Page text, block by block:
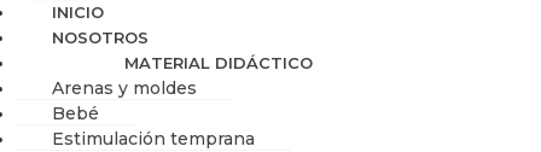
INICIO
NOSOTROS
MATERIAL DIDÁCTICO
Arenas y moldes
Bebé
Estimulación temprana